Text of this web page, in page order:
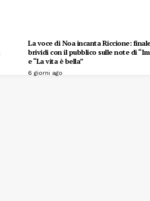
La voce di Noa incanta Riccione:
brividi con il pubblico sulle note di
e “La vita è bella”
6 giorni ago